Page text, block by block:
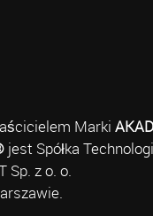
Marki
jest Spółka
Sp. z o. o.